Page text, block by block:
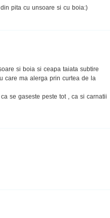
pita cu unsoare si cu boia:)
si boia si ceapa taiata subtire
care ma alerga prin curtea de la
se gaseste peste tot , ca si carnatii